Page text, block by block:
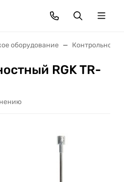
оборудование Контрольно-
RGK TR-